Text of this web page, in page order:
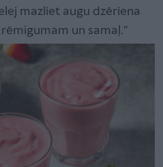
mazliet augu dzēriena
un samaļ.”